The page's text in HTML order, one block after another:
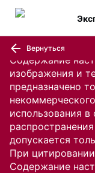
Содержание
изображения и
предназначено
использования в
допускается
При
Содержание
Вернуться